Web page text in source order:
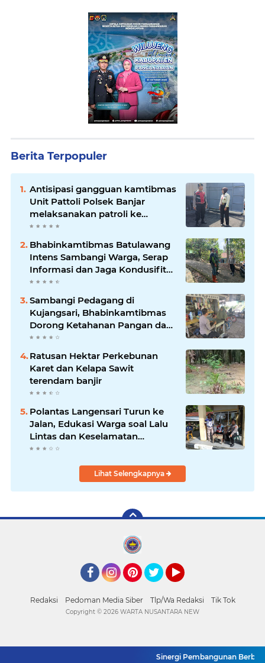
Berita Terpopuler
Antisipasi gangguan kamtibmas
Unit Pattoli Polsek Banjar
melaksanakan patroli ke
tempat-tempat keramaian di
wilayah hukum
Bhabinkamtibmas Batulawang
Intens Sambangi Warga, Serap
Informasi dan Jaga Kondusifitas
Lingkungan
Sambangi Pedagang di
Kujangsari, Bhabinkamtibmas
Dorong Ketahanan Pangan dan
Keamanan Lingkungan
Ratusan Hektar Perkebunan
Karet dan Kelapa Sawit
terendam banjir
Polantas Langensari Turun ke
Jalan, Edukasi Warga soal Lalu
Lintas dan Keselamatan
Berkendara
Lihat Selengkapnya
Redaksi Pedoman Media Siber Tlp/Wa Redaksi Tik Tok
Sinergi Pembangunan Berbasis
Copyright © 2026 WARTA NUSANTARA NEW